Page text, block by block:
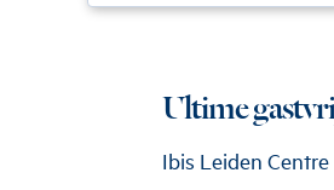
Ultime
Ibis Leiden